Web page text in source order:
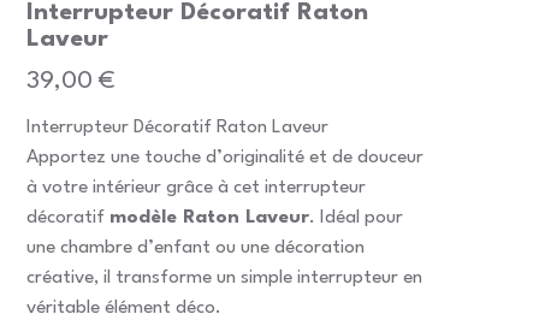
Interrupteur Décoratif Raton
Laveur
Prix
39,00 €
Interrupteur Décoratif Raton Laveur
Apportez une touche d’originalité et de douceur
à votre intérieur grâce à cet interrupteur
décoratif modèle Raton Laveur. Idéal pour
une chambre d’enfant ou une décoration
créative, il transforme un simple interrupteur en
véritable élément déco.